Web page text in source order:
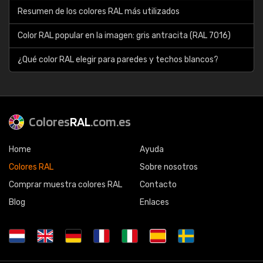
Resumen de los colores RAL más utilizados
Color RAL popular en la imagen: gris antracita (RAL 7016)
¿Qué color RAL elegir para paredes y techos blancos?
ColoresRAL.com.es
Home
Colores RAL
Comprar muestra colores RAL
Blog
Ayuda
Sobre nosotros
Contacto
Enlaces